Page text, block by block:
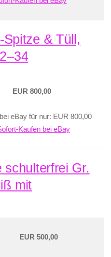
& Tüll,
EUR 800,00
eBay für nur: EUR 800,00
Kaufen bei eBay
schulterfrei Gr.
mit
EUR 500,00